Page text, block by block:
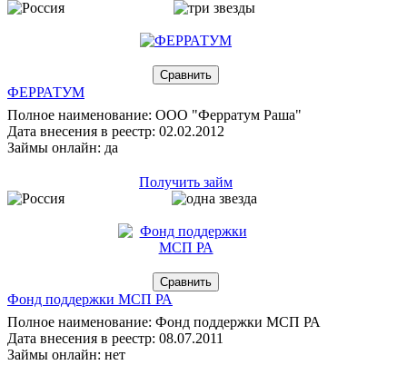
ФЕРРАТУМ
Полное наименование: ООО "Ферратум Раша"
Дата внесения в реестр: 02.02.2012
Займы онлайн: да
Получить займ
Фонд поддержки МСП РА
Полное наименование: Фонд поддержки МСП РА
Дата внесения в реестр: 08.07.2011
Займы онлайн: нет